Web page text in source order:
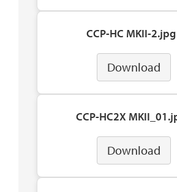
CCP-HC MKII-2.jpg
Download
CCP-HC2X
Download